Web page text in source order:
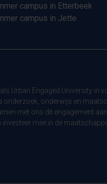
campus in Etterbeek
campus in Jette
Urban Engaged University in
onderzoek, onderwijs en
met ons dit engagement
investeer mee in de maatschappij.